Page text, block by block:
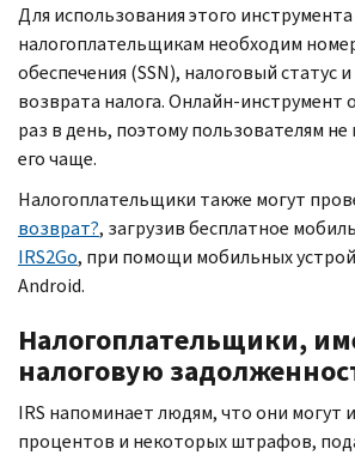
Для использования этого инструмента
налогоплательщикам необходим
обеспечения (SSN), налоговый статус
возврата налога. Онлайн-инструмент
раз в день, поэтому пользователям
его чаще.
Налогоплательщики также могут
возврат?, загрузив бесплатное
IRS2Go, при помощи мобильных
Android.
Налогоплательщики,
налоговую
IRS напоминает людям, что они могут
процентов и некоторых штрафов,